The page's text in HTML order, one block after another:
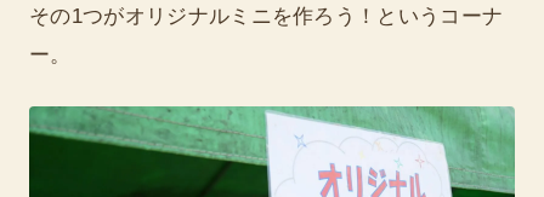
その1つがオリジナルミニを作ろう！というコーナ
ー。